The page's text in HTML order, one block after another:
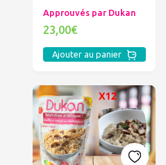
Approuvés par Dukan
23,00€
Ajouter au panier